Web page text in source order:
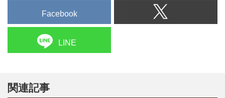
Facebook
LINE
関連記事